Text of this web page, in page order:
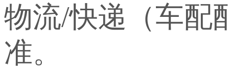
物流/快递（车配
准。